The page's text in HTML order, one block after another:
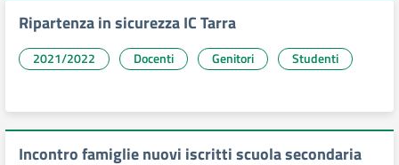
Ripartenza in sicurezza IC Tarra
2021/2022 Docenti Genitori Studenti
Incontro famiglie nuovi iscritti scuola secondaria